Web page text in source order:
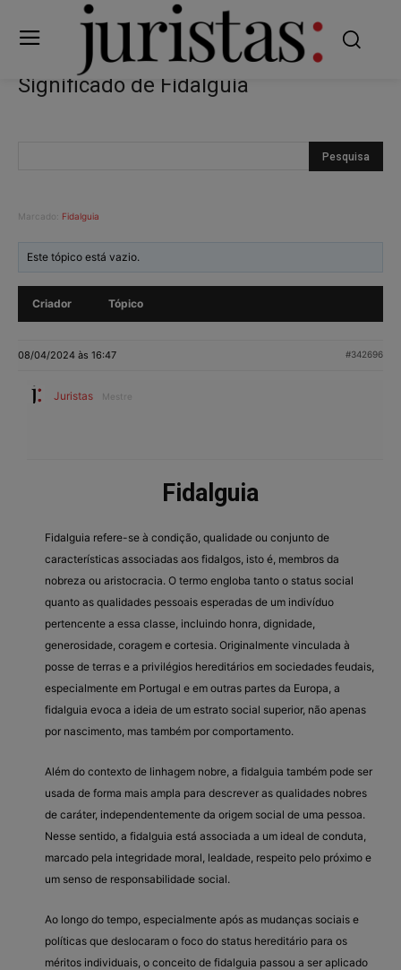
Significado de Fidalguia
Marcado: Fidalguia
Este tópico está vazio.
Criador Tópico
08/04/2024 às 16:47 #342696
Juristas Mestre
Fidalguia
Fidalguia refere-se à condição, qualidade ou conjunto de
características associadas aos fidalgos, isto é, membros da
nobreza ou aristocracia. O termo engloba tanto o status social
quanto as qualidades pessoais esperadas de um indivíduo
pertencente a essa classe, incluindo honra, dignidade,
generosidade, coragem e cortesia. Originalmente vinculada à
posse de terras e a privilégios hereditários em sociedades feudais,
especialmente em Portugal e em outras partes da Europa, a
fidalguia evoca a ideia de um estrato social superior, não apenas
por nascimento, mas também por comportamento.
Além do contexto de linhagem nobre, a fidalguia também pode ser
usada de forma mais ampla para descrever as qualidades nobres
de caráter, independentemente da origem social de uma pessoa.
Nesse sentido, a fidalguia está associada a um ideal de conduta,
marcado pela integridade moral, lealdade, respeito pelo próximo e
um senso de responsabilidade social.
Ao longo do tempo, especialmente após as mudanças sociais e
políticas que deslocaram o foco do status hereditário para os
méritos individuais, o conceito de fidalguia passou a ser aplicado